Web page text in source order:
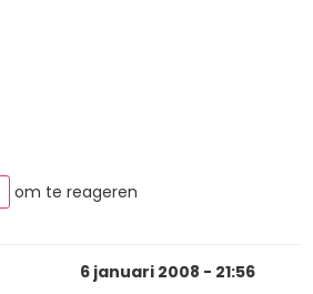
om te reageren
6 januari 2008 - 21:56